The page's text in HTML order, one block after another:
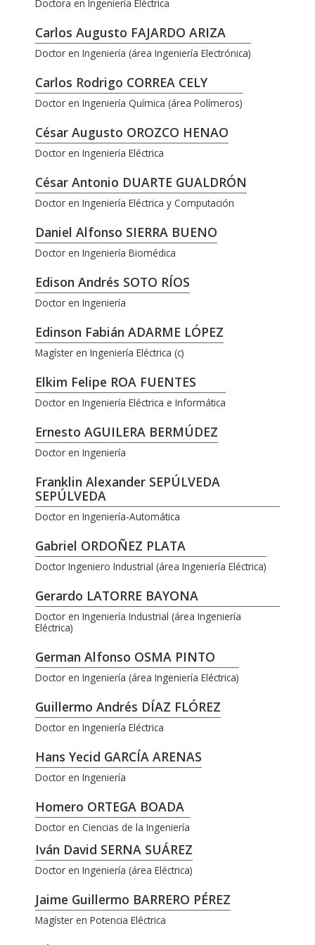
Doctora en Ingeniería Eléctrica
Carlos Augusto FAJARDO ARIZA
Doctor en Ingeniería (área Ingeniería Electrónica)
Carlos Rodrigo CORREA CELY
Doctor en Ingeniería Química (área Polímeros)
César Augusto OROZCO HENAO
Doctor en Ingeniería Eléctrica
César Antonio DUARTE GUALDRÓN
Doctor en Ingeniería Eléctrica y Computación
Daniel Alfonso SIERRA BUENO
Doctor en Ingeniería Biomédica
Edison Andrés SOTO RÍOS
Doctor en Ingeniería
Edinson Fabián ADARME LÓPEZ
Magíster en Ingeniería Eléctrica (c)
Elkim Felipe ROA FUENTES
Doctor en Ingeniería Eléctrica e Informática
Ernesto AGUILERA BERMÚDEZ
Doctor en Ingeniería
Franklin Alexander SEPÚLVEDA
SEPÚLVEDA
Doctor en Ingeniería-Automática
Gabriel ORDOÑEZ PLATA
Doctor Ingeniero Industrial (área Ingeniería Eléctrica)
Gerardo LATORRE BAYONA
Doctor en Ingeniería Industrial (área Ingeniería
Eléctrica)
German Alfonso OSMA PINTO
Doctor en Ingeniería (área Ingeniería Eléctrica)
Guillermo Andrés DÍAZ FLÓREZ
Doctor en Ingeniería Eléctrica
Hans Yecid GARCÍA ARENAS
Doctor en Ingeniería
Homero ORTEGA BOADA
Doctor en Ciencias de la Ingeniería
Iván David SERNA SUÁREZ
Doctor en Ingeniería (área Eléctrica)
Jaime Guillermo BARRERO PÉREZ
Magíster en Potencia Eléctrica